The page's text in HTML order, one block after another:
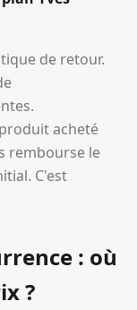
de retour.
acheté
rembourse le
C'est
: où
?